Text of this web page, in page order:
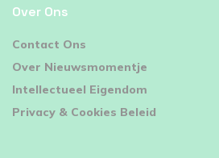
Over Ons
Contact Ons
Over Nieuwsmomentje
Intellectueel Eigendom
Privacy & Cookies Beleid